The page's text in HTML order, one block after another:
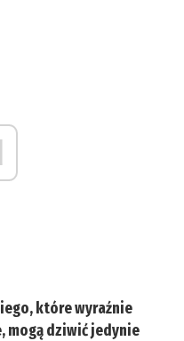
które wyraźnie
mogą dziwić jedynie